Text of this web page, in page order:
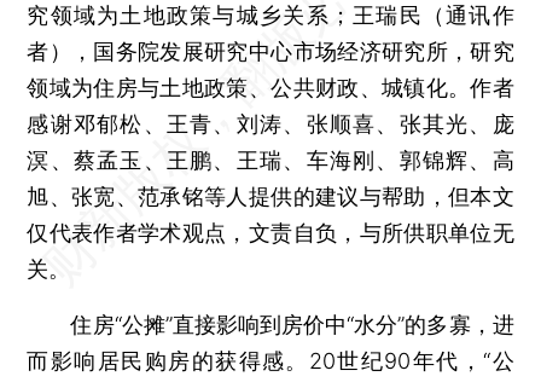
究领域为土地政策与城乡关系；王瑞民（通讯作
者），国务院发展研究中心市场经济研究所，研究
领域为住房与土地政策、公共财政、城镇化。作者
感谢邓郁松、王青、刘涛、张顺喜、张其光、庞
溟、蔡孟玉、王鹏、王瑞、车海刚、郭锦辉、高
旭、张宽、范承铭等人提供的建议与帮助，但本文
仅代表作者学术观点，文责自负，与所供职单位无
关。
住房“公摊”直接影响到房价中“水分”的多寡，进
而影响居民购房的获得感。20世纪90年代，“公